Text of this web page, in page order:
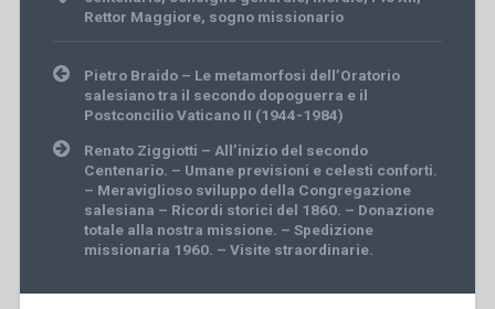
Rettor Maggiore, sogno missionario
Post
navigation
Pietro Braido – Le metamorfosi dell’Oratorio
salesiano tra il secondo dopoguerra e il
Postconcilio Vaticano II (1944-1984)
Renato Ziggiotti – All’inizio del secondo
Centenario. – Umane previsioni e celesti conforti.
– Meraviglioso sviluppo della Congregazione
salesiana – Ricordi storici del 1860. – Donazione
totale alla nostra missione. – Spedizione
missionaria 1960. – Visite straordinarie.